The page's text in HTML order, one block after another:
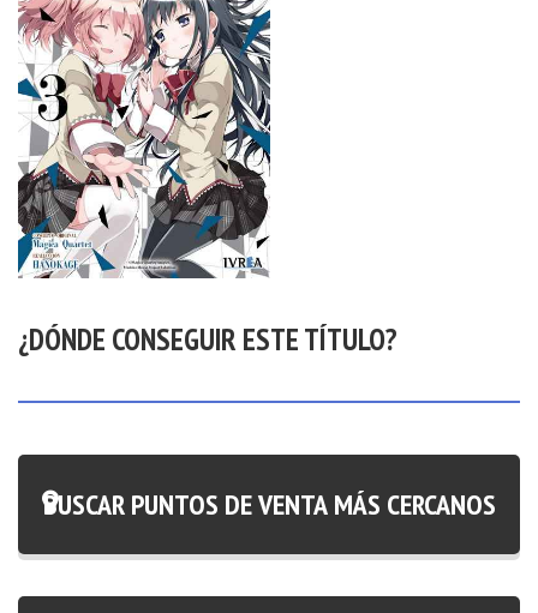
¿DÓNDE CONSEGUIR ESTE TÍTULO?
BUSCAR PUNTOS DE VENTA MÁS CERCANOS